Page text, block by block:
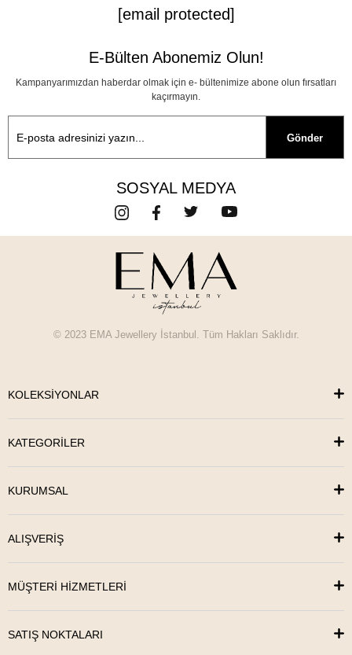
[email protected]
E-Bülten Abonemiz Olun!
Kampanyarımızdan haberdar olmak için e- bültenimize abone olun fırsatları
kaçırmayın.
Gönder
SOSYAL MEDYA
© 2023 EMA Jewellery İstanbul. Tüm Hakları Saklıdır.
KOLEKSİYONLAR
KATEGORİLER
KURUMSAL
ALIŞVERİŞ
MÜŞTERİ HİZMETLERİ
SATIŞ NOKTALARI